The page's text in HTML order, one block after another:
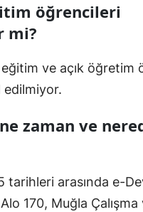
öğrencileri
mi?
eğitim ve açık öğretim
zaman ve
tarihleri arasında e-
170, Muğla Çalışma